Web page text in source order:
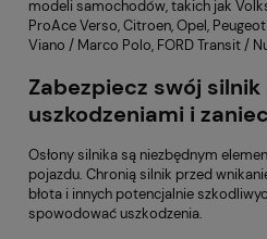
modeli samochodów, takich jak
ProAce Verso, Citroen, Opel,
Viano / Marco Polo, FORD Transit /
Zabezpiecz swój silnik
uszkodzeniami i
Osłony silnika są niezbędnym
pojazdu. Chronią silnik przed
błota i innych potencjalnie
spowodować uszkodzenia.